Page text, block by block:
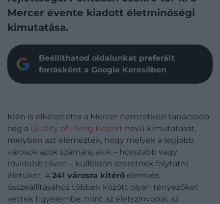
Mercer évente kiadott életminőségi
kimutatása.
Beállíthatod oldalunkat preferált
forrásként a Google Keresőben
Idén is elkészítette a Mercer nemzetközi tanácsadó
cég a Quality of Living Report nevű kimutatását,
melyben azt elemezték, hogy melyek a legjobb
városok azok számára, akik – hosszabb vagy
rövidebb távon – külföldön szeretnék folytatni
életüket. A 241 városra kitérő elemzés
összeállításához többek között olyan tényezőket
vettek figyelembe, mint az életszínvonal, az